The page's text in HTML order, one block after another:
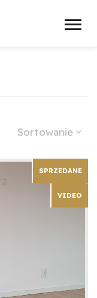
Sortowanie
SPRZEDANE
VIDEO